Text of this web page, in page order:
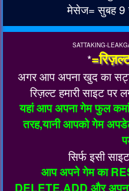
मेसेज= सुबह 9
SATTAKING-
*
अगर आप अपना खुद का
रिज़ल्ट हमारी साइट पर
यहां आप अपना गेम फुल
तरह,यानी आपको गेम
सिर्फ इसी
आप अपने गेम का
DELETE,ADD और अपना